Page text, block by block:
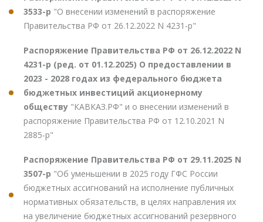
3533-р "О внесении изменений в распоряжение
Правительства РФ от 26.12.2022 N 4231-р"
Распоряжение Правительства РФ от 26.12.2022 N
4231-р (ред. от 01.12.2025) О предоставлении в
2023 - 2028 годах из федерального бюджета
бюджетных инвестиций акционерному
обществу "КАВКАЗ.РФ" и о внесении изменений в
распоряжение Правительства РФ от 12.10.2021 N
2885-р"
Распоряжение Правительства РФ от 29.11.2025 N
3507-р "Об уменьшении в 2025 году ГФС России
бюджетных ассигнований на исполнение публичных
нормативных обязательств, в целях направления их
на увеличение бюджетных ассигнований резервного